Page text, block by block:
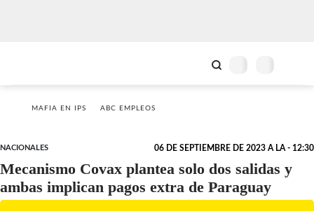
MAFIA EN IPS ABC EMPLEOS
NACIONALES 06 DE SEPTIEMBRE DE 2023 A LA - 12:30
Mecanismo Covax plantea solo dos salidas y
ambas implican pagos extra de Paraguay